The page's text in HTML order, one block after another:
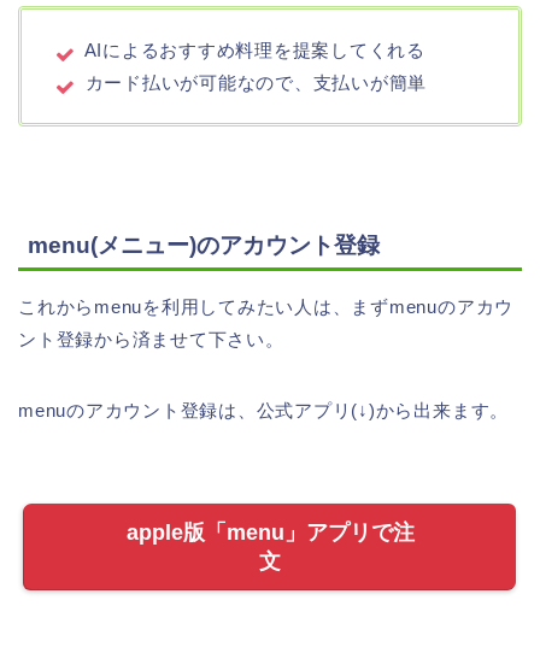
AIによるおすすめ料理を提案してくれる
カード払いが可能なので、支払いが簡単
menu(メニュー)のアカウント登録
これからmenuを利用してみたい人は、まずmenuのアカウ
ント登録から済ませて下さい。
menuのアカウント登録は、公式アプリ(↓)から出来ます。
apple版「menu」アプリで注
文